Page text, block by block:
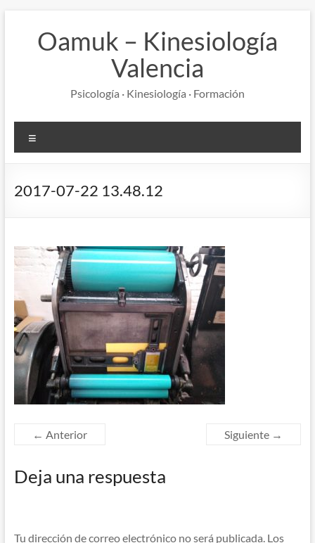
contenidoOamuk – Kinesiología
Valencia
Psicología · Kinesiología · Formación
2017-07-22 13.48.12
← Anterior Siguiente →
Deja una respuesta
Tu dirección de correo electrónico no será publicada. Los